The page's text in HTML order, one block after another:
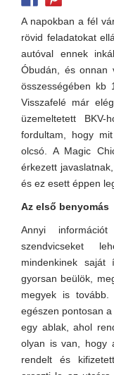
A napokban a fél
rövid feladatokat
autóval ennek
Óbudán, és onnan
összességében kb
Visszafelé már
üzemeltetett BKV-
fordultam, hogy
olcsó. A Magic
érkezett
és ez esett éppen
Az első benyomás
Annyi
szendvicseket
mindenkinek
gyorsan beülök,
megyek is
egészen pontosan a
egy ablak, ahol
olyan is van, hogy
rendelt és